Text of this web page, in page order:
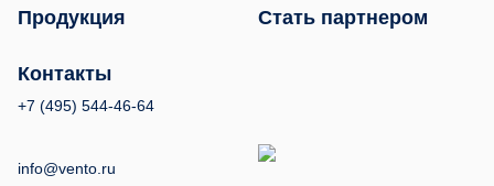
Продукция Стать партнером
Контакты
+7 (495) 544-46-64
info@vento.ru